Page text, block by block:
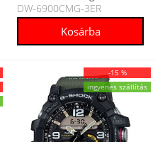
karóra
DW-6900CMG-3ER
-15 %
ingyenes szállítás